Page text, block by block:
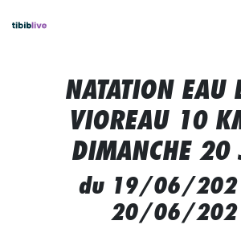
NATATION EAU
VIOREAU 10
DIMANCHE 20
du 19/06/
20/06/